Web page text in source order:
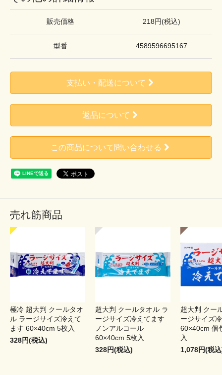
販売価格 218円(税込)
型番 4589596695167
支払い・配送について
返品について
この商品について問い合わせる
売れ筋商品
極冷 超大判 クールタオ
ル ラージサイズ冷えて
ます 60×40cm 5枚入
328円(税込)
超大判 クールタオル ラ
ージサイズ冷えてます
ノンアルコール
60×40cm 5枚入
328円(税込)
超大判 クー
ージサイズ
60×40cm 個
入
1,078円(税